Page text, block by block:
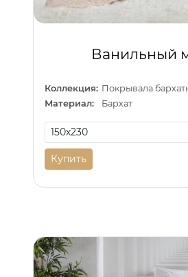
Ванильный
Коллекция: Покрывала
Материал:
Бархат
Купить